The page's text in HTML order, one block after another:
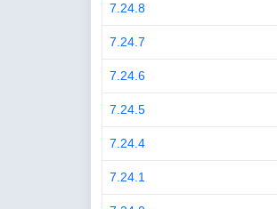
7.24.8
7.24.7
7.24.6
7.24.5
7.24.4
7.24.1